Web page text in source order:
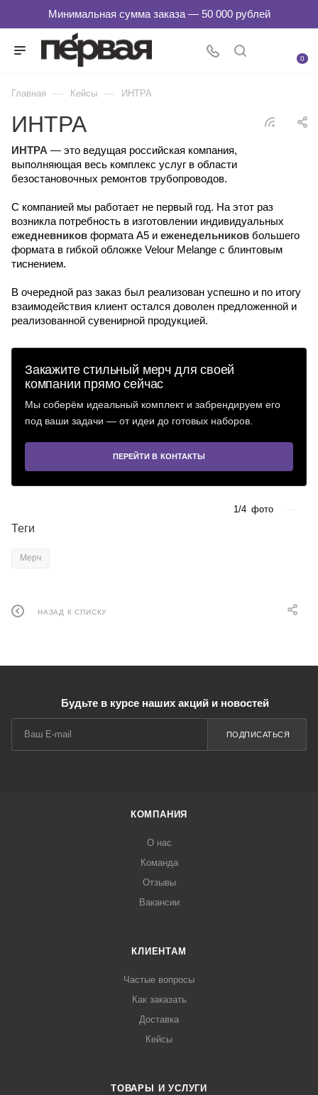
0
Главная — Кейсы — ИНТРА
ИНТРА
ИНТРА — это ведущая российская компания,
выполняющая весь комплекс услуг в области
безостановочных ремонтов трубопроводов.
С компанией мы работает не первый год. На этот раз
возникла потребность в изготовлении индивидуальных
ежедневников формата A5 и еженедельников большего
формата в гибкой обложке Velour Melange с блинтовым
тиснением.
В очередной раз заказ был реализован успешно и по итогу
взаимодействия клиент остался доволен предложенной и
реализованной сувенирной продукцией.
Закажите стильный мерч для своей
компании прямо сейчас
Мы соберём идеальный комплект и забрендируем его
под ваши задачи — от идеи до готовых наборов.
ПЕРЕЙТИ В КОНТАКТЫ
1/4 фото
Теги
Мерч
НАЗАД К СПИСКУ
Будьте в курсе наших акций и новостей
ПОДПИСАТЬСЯ
КОМПАНИЯ
О нас
Команда
Отзывы
Вакансии
КЛИЕНТАМ
Частые вопросы
Как заказать
Доставка
Кейсы
ТОВАРЫ И УСЛУГИ